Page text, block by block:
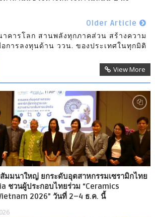
Older Article
คารโลก สานพลังทุกภาคส่วน สร้างความ
การลงทุนด้าน ววน. ของประเทศในทุกมิติ
View More
มมนาใหญ่ ยกระดับอุตสาหกรรมเซรามิกไทย
ชวนผู้ประกอบไทยร่วม “Ceramics
2026” วันที่ 2–4 ธ.ค. นี้